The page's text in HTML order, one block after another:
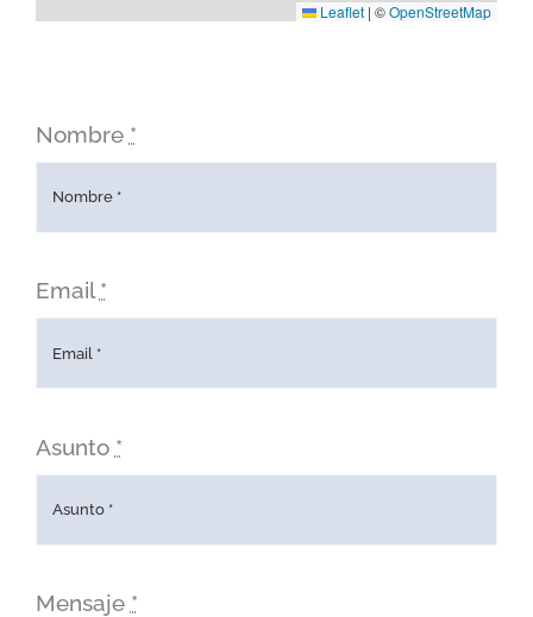
Leaflet | ©OpenStreetMap
Nombre *
Email*
Asunto *
Mensaje *